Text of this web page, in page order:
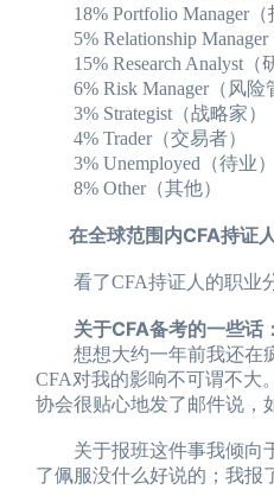
18% Portfolio Manager（
5% Relationship Manager
15% Research Analyst（
6% Risk Manager（风险
3% Strategist（战略家）
4% Trader（交易者）
3% Unemployed（待业）
8% Other（其他）
在全球范围内CFA持证
看了CFA持证人的职业分
关于CFA备考的一些话：
想想大约一年前我还在疯
CFA对我的影响不可谓不大
协会很贴心地发了邮件说，
关于报班这件事我倾向于
了佩服没什么好说的；我报